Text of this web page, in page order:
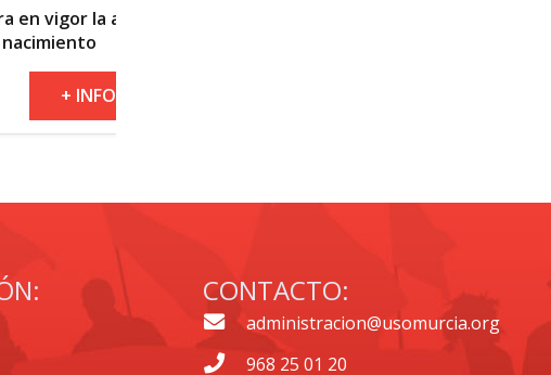
del
CONTACTO:
administracion@usomurcia.org
968 25 01 20